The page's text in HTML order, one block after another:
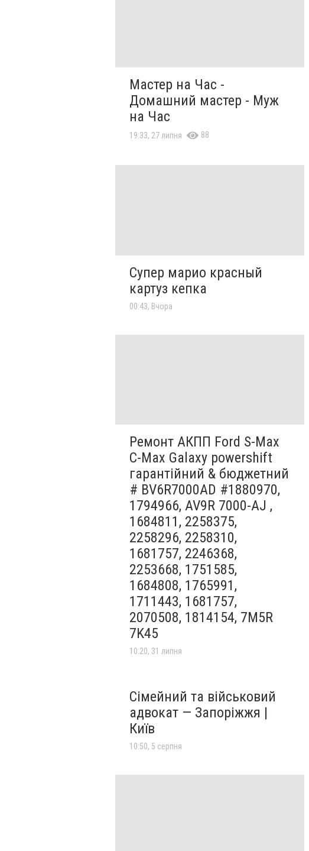
Мастер на Час -
Домашний мастер - Муж
на Час
19:33, 27 липня 88
Супер марио красный
картуз кепка
00:43, Вчора
Ремонт АКПП Ford S-Max
C-Max Galaxy powershift
гарантійний & бюджетний
# BV6R7000AD #1880970,
1794966, AV9R 7000-AJ ,
1684811, 2258375,
2258296, 2258310,
1681757, 2246368,
2253668, 1751585,
1684808, 1765991,
1711443, 1681757,
2070508, 1814154, 7M5R
7K45
10:20, 31 липня
Сімейний та військовий
адвокат — Запоріжжя |
Київ
10:50, 5 серпня